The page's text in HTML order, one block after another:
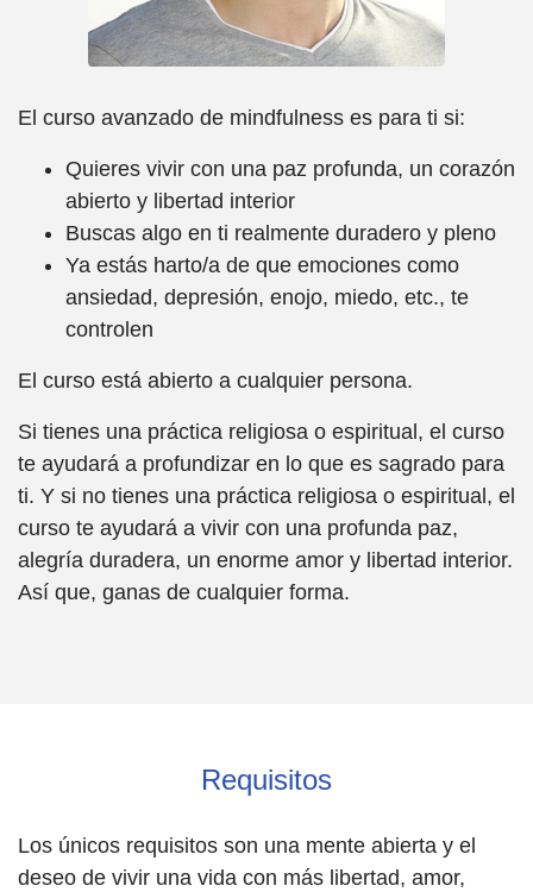
El curso avanzado de mindfulness es para ti si:
Quieres vivir con una paz profunda, un corazón
abierto y libertad interior
Buscas algo en ti realmente duradero y pleno
Ya estás harto/a de que emociones como
ansiedad, depresión, enojo, miedo, etc., te
controlen
El curso está abierto a cualquier persona.
Si tienes una práctica religiosa o espiritual, el curso
te ayudará a profundizar en lo que es sagrado para
ti. Y si no tienes una práctica religiosa o espiritual, el
curso te ayudará a vivir con una profunda paz,
alegría duradera, un enorme amor y libertad interior.
Así que, ganas de cualquier forma.
Requisitos
Los únicos requisitos son una mente abierta y el
deseo de vivir una vida con más libertad, amor,